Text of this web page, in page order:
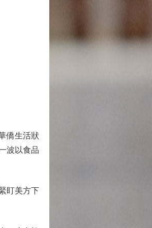
僑生活狀
波以食品
盯美方下